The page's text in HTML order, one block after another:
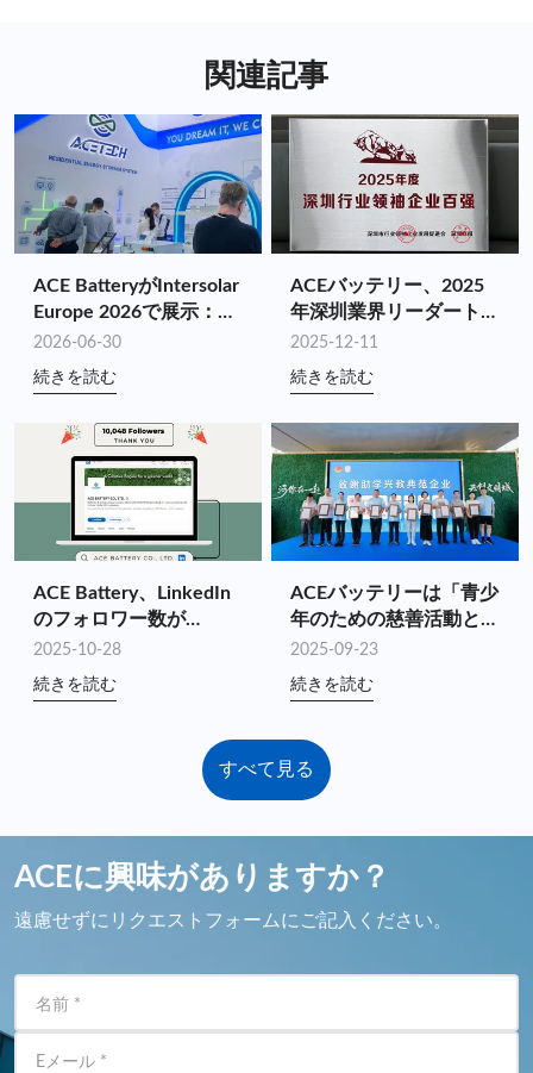
ルギー貯蔵プロジェクト、マイクログリッドの設置、
などに使用できます。エネルギー貯蔵システムの多用
途性により、柔軟で最適化されたエネルギー管理ソリ
ューションが可能になります。
関連記事
ACE BatteryがIntersolar
Europe 2026で展示：フ
ルチェーンシナジーを通
じてカスタマイズされた
エネルギー貯蔵価値を推
2026-06-30
続きを読む
ACEバッテリー、2025
年深圳業界リーダートッ
プ100に4年連続で選出
2025-12-11
続きを読む
ACE Battery、LinkedIn
のフォロワー数が
10,000 に到達!
2025-10-28
続きを読む
ACEバッテリーは「青少
年のための慈善活動とナ
ショナルゲームズの盛り
上げ」チャリティハイキ
ングを支援します
2025-09-23
続きを読む
すべて見る
ACEに興味がありますか？
遠慮せずにリクエストフォームにご記入ください。
名前 *
Eメール *